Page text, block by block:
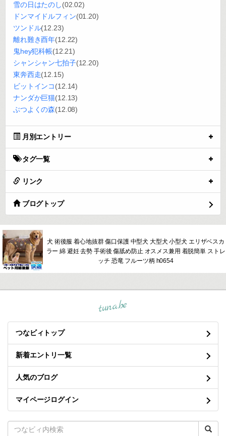
雪の日はたのし(02.02)
ドンマイドルフィン(01.20)
ツンドル(12.23)
離れ難き酉年(12.22)
鬼hey犯科帳(12.21)
シャンシャン七拍子(12.20)
東奔西走(12.15)
ビットインコ(12.14)
ナンダか巨猫(12.13)
ぶつよくの森(12.08)
月別エントリー
タグ一覧
リンク
ブログトップ
犬 術後服 着心地抜群 傷口保護 中型犬 大型犬 小型犬 エリザベスカ
ラー 綿 避妊 去勢 手術後 傷舐め防止 オスメス兼用 着脱簡単 ストレ
ッチ 恐竜 フルーツ柄 h0654
tuna.be
つなビィトップ
新着エントリ一覧
人気のブログ
マイページログイン